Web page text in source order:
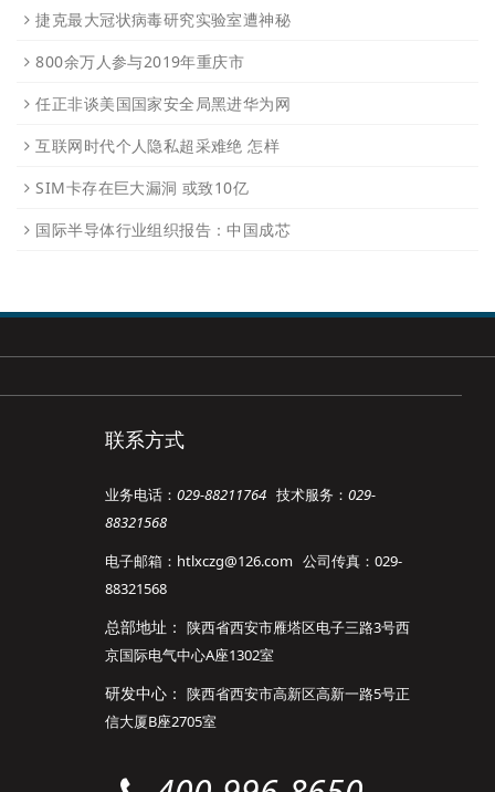
捷克最大冠状病毒研究实验室遭神秘
800余万人参与2019年重庆市
任正非谈美国国家安全局黑进华为网
互联网时代个人隐私超采难绝 怎样
SIM卡存在巨大漏洞 或致10亿
国际半导体行业组织报告：中国成芯
联系方式
业务电话： 029-88211764 技术服务： 029-
88321568
电子邮箱：htlxczg@126.com 公司传真：029-
88321568
总部地址： 陕西省西安市雁塔区电子三路3号西
京国际电气中心A座1302室
研发中心： 陕西省西安市高新区高新一路5号正
信大厦B座2705室